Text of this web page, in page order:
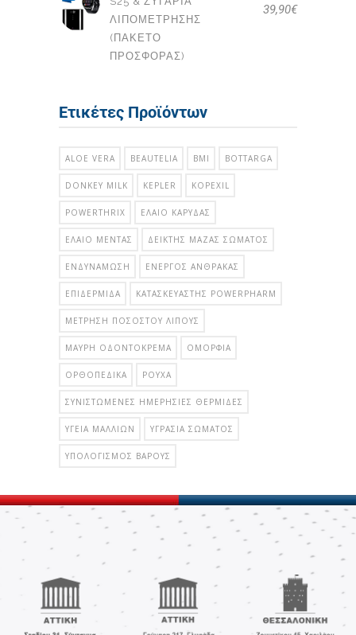
ΛΙΠΟΜΈΤΡΗΣΗΣ
(ΠΑΚΕΤΟ
ΠΡΟΣΦΟΡΑΣ)
39,90€
Ετικέτες Προϊόντων
ALOE VERA BEAUTELIA BMI BOTTARGA
DONKEY MILK KEPLER KOPEXIL
POWERTHRIX ΈΛΑΙΟ ΚΑΡΎΔΑΣ
ΈΛΑΙΟ ΜΈΝΤΑΣ ΔΕΊΚΤΗΣ ΜΆΖΑΣ ΣΏΜΑΤΟΣ
ΕΝΔΥΝΆΜΩΣΗ ΕΝΕΡΓΌΣ ΆΝΘΡΑΚΑΣ
ΕΠΙΔΕΡΜΊΔΑ ΚΑΤΑΣΚΕΥΑΣΤΉΣ POWERPHARM
ΜΈΤΡΗΣΗ ΠΟΣΟΣΤΟΎ ΛΊΠΟΥΣ
ΜΑΎΡΗ ΟΔΟΝΤΌΚΡΕΜΑ ΟΜΟΡΦΙΆ
ΟΡΘΟΠΕΔΙΚΆ ΡΟΎΧΑ
ΣΥΝΙΣΤΏΜΕΝΕΣ ΗΜΕΡΉΣΙΕΣ ΘΕΡΜΊΔΕΣ
ΥΓΕΊΑ ΜΑΛΛΙΏΝ ΥΓΡΑΣΊΑ ΣΏΜΑΤΟΣ
ΥΠΟΛΟΓΙΣΜΌΣ ΒΆΡΟΥΣ